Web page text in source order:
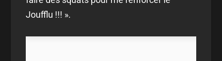
Joufflu !!! ».